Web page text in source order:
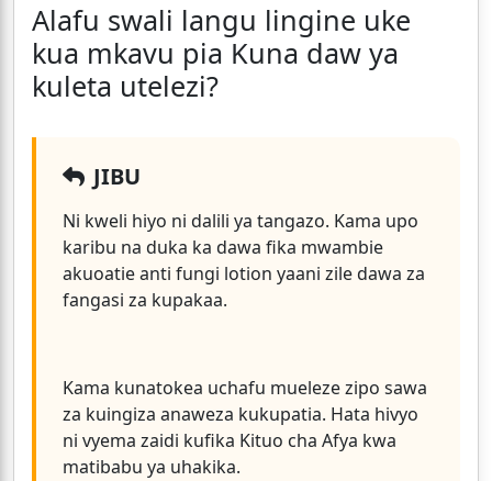
Alafu swali langu lingine uke
kua mkavu pia Kuna daw ya
kuleta utelezi?
JIBU
Ni kweli hiyo ni dalili ya tangazo. Kama upo
karibu na duka ka dawa fika mwambie
akuoatie anti fungi lotion yaani zile dawa za
fangasi za kupakaa.
Kama kunatokea uchafu mueleze zipo sawa
za kuingiza anaweza kukupatia. Hata hivyo
ni vyema zaidi kufika Kituo cha Afya kwa
matibabu ya uhakika.